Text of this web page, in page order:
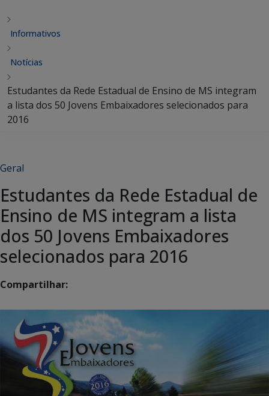
Informativos
Notícias
Estudantes da Rede Estadual de Ensino de MS integram
a lista dos 50 Jovens Embaixadores selecionados para
2016
Geral
Estudantes da Rede Estadual de
Ensino de MS integram a lista
dos 50 Jovens Embaixadores
selecionados para 2016
Compartilhar: